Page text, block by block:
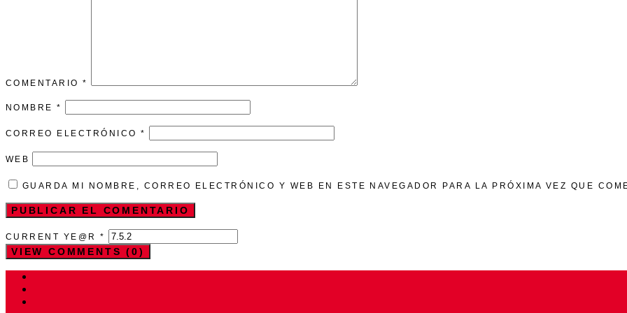
COMENTARIO*
NOMBRE*
CORREO ELECTRÓNICO*
WEB
GUARDA MI NOMBRE, CORREO ELECTRÓNICO Y WEB EN ESTE NAVEGADOR PARA LA PRÓXIMA VEZ QUE
CURRENT YE@R*
VIEW COMMENTS (0)